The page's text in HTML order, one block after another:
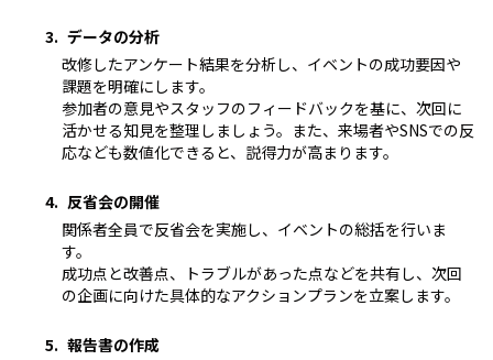
データの分析
改修したアンケート結果を分析し、イベントの成功要因や
課題を明確にします。
参加者の意見やスタッフのフィードバックを基に、次回に
活かせる知見を整理しましょう。また、来場者やSNSでの反
応なども数値化できると、説得力が高まります。
反省会の開催
関係者全員で反省会を実施し、イベントの総括を行いま
す。
成功点と改善点、トラブルがあった点などを共有し、次回
の企画に向けた具体的なアクションプランを立案します。
報告書の作成